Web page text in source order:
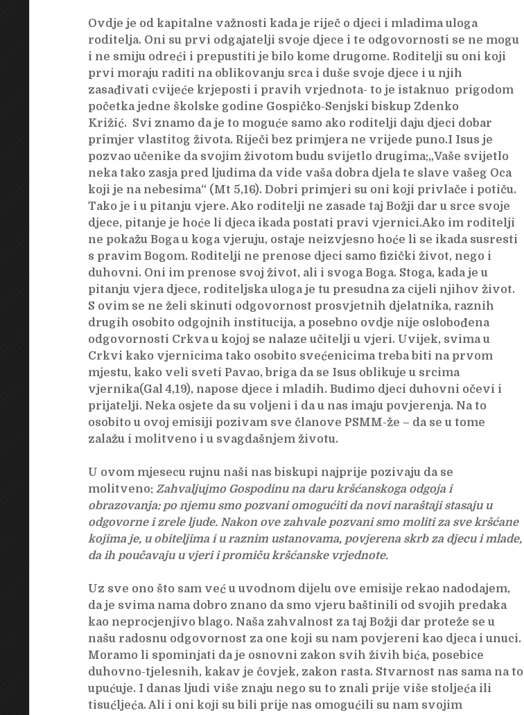
Ovdje je od kapitalne važnosti kada je riječ o djeci i mladima uloga
roditelja. Oni su prvi odgajatelji svoje djece i te odgovornosti se ne mogu
i ne smiju odreći i prepustiti je bilo kome drugome. Roditelji su oni koji
prvi moraju raditi na oblikovanju srca i duše svoje djece i u njih
zasađivati cvijeće krjeposti i pravih vrjednota- to je istaknuo prigodom
početka jedne školske godine Gospičko-Senjski biskup Zdenko
Križić. Svi znamo da je to moguće samo ako roditelji daju djeci dobar
primjer vlastitog života. Riječi bez primjera ne vrijede puno.I Isus je
pozvao učenike da svojim životom budu svijetlo drugima:„Vaše svijetlo
neka tako zasja pred ljudima da vide vaša dobra djela te slave vašeg Oca
koji je na nebesima“ (Mt 5,16). Dobri primjeri su oni koji privlače i potiču.
Tako je i u pitanju vjere. Ako roditelji ne zasade taj Božji dar u srce svoje
djece, pitanje je hoće li djeca ikada postati pravi vjernici.Ako im roditelji
ne pokažu Boga u koga vjeruju, ostaje neizvjesno hoće li se ikada susresti
s pravim Bogom. Roditelji ne prenose djeci samo fizički život, nego i
duhovni. Oni im prenose svoj život, ali i svoga Boga. Stoga, kada je u
pitanju vjera djece, roditeljska uloga je tu presudna za cijeli njihov život.
S ovim se ne želi skinuti odgovornost prosvjetnih djelatnika, raznih
drugih osobito odgojnih institucija, a posebno ovdje nije oslobođena
odgovornosti Crkva u kojoj se nalaze učitelji u vjeri. Uvijek, svima u
Crkvi kako vjernicima tako osobito svećenicima treba biti na prvom
mjestu, kako veli sveti Pavao, briga da se Isus oblikuje u srcima
vjernika(Gal 4,19), napose djece i mladih. Budimo djeci duhovni očevi i
prijatelji. Neka osjete da su voljeni i da u nas imaju povjerenja. Na to
osobito u ovoj emisiji pozivam sve članove PSMM-že – da se u tome
zalažu i molitveno i u svagdašnjem životu.
U ovom mjesecu rujnu naši nas biskupi najprije pozivaju da se
molitveno: Zahvaljujmo Gospodinu na daru kršćanskoga odgoja i
obrazovanja: po njemu smo pozvani omogućiti da novi naraštaji stasaju u
odgovorne i zrele ljude. Nakon ove zahvale pozvani smo moliti za sve kršćane
kojima je, u obiteljima i u raznim ustanovama, povjerena skrb za djecu i mlade,
da ih poučavaju u vjeri i promiču kršćanske vrjednote.
Uz sve ono što sam već u uvodnom dijelu ove emisije rekao nadodajem,
da je svima nama dobro znano da smo vjeru baštinili od svojih predaka
kao neprocjenjivo blago. Naša zahvalnost za taj Božji dar proteže se u
našu radosnu odgovornost za one koji su nam povjereni kao djeca i unuci.
Moramo li spominjati da je osnovni zakon svih živih bića, posebice
duhovno-tjelesnih, kakav je čovjek, zakon rasta. Stvarnost nas sama na to
upućuje. I danas ljudi više znaju nego su to znali prije više stoljeća ili
tisućljeća. Ali i oni koji su bili prije nas omogućili su nam svojim